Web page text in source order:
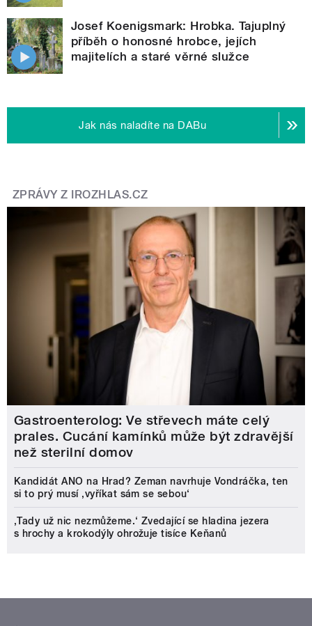
Josef Koenigsmark: Hrobka. Tajuplný
příběh o honosné hrobce, jejích
majitelích a staré věrné služce
Jak nás naladíte na DABu
ZPRÁVY Z IROZHLAS.CZ
Gastroenterolog: Ve střevech máte celý
prales. Cucání kamínků může být zdravější
než sterilní domov
Kandidát ANO na Hrad? Zeman navrhuje Vondráčka, ten
si to prý musí ‚vyříkat sám se sebou‘
‚Tady už nic nezmůžeme.‘ Zvedající se hladina jezera
s hrochy a krokodýly ohrožuje tisíce Keňanů